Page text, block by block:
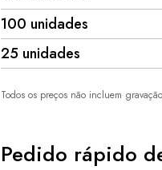
100 unidades
25 unidades
Todos os preços não incluem
Pedido rápido